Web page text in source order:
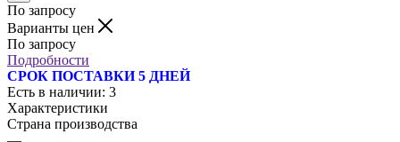
По запросу
Варианты цен
По запросу
Подробности
СРОК ПОСТАВКИ 5 ДНЕЙ
Есть в наличии: 3
Характеристики
Страна производства